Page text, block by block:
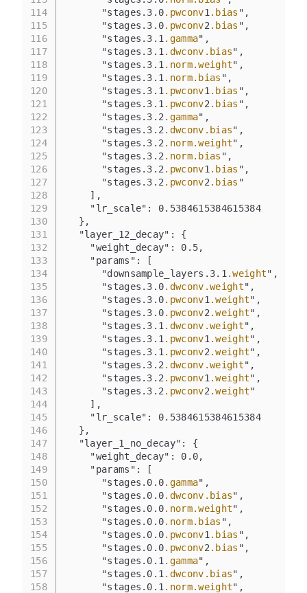
114
115
116
117
118
119
120
121
122
123
124
125
126
127
128
129
130
131
132
133
134
135
136
137
138
139
140
141
142
143
144
145
146
147
148
149
150
151
152
153
154
155
156
157
158
      "stages.3.0
.pwconv1 .bias ",
      "stages.3.0
.pwconv2 .bias ",
      "stages.3.1
.gamma",
      "stages.3.1
.dwconv .bias",
      "stages.3.1
.norm.weight",
      "stages.3.1
.norm.bias ",
      "stages.3.1
.pwconv1 .bias ",
      "stages.3.1
.pwconv2 .bias ",
      "stages.3.2
.gamma",
      "stages.3.2
.dwconv .bias",
      "stages.3.2
.norm.weight",
      "stages.3.2
.norm.bias ",
      "stages.3.2
.pwconv1 .bias ",
      "stages.3.2
.pwconv2 .bias "
    ],
    "lr_scale": 0.5384615384615384
  },
  "layer_12_decay": {
    "weight_decay": 0.5,
    "params": [
      "downsample_layers.3.1
.weight",
      "stages.3.0
.dwconv .weight",
      "stages.3.0
.pwconv1 .weight",
      "stages.3.0
.pwconv2 .weight",
      "stages.3.1
.dwconv .weight",
      "stages.3.1
.pwconv1 .weight",
      "stages.3.1
.pwconv2 .weight",
      "stages.3.2
.dwconv .weight",
      "stages.3.2
.pwconv1 .weight",
      "stages.3.2
.pwconv2 .weight"
    ],
    "lr_scale": 0.5384615384615384
  },
  "layer_1_no_decay": {
    "weight_decay": 0.0,
    "params": [
      "stages.0.0
.gamma",
      "stages.0.0
.dwconv .bias",
      "stages.0.0
.norm.weight",
      "stages.0.0
.norm.bias ",
      "stages.0.0
.pwconv1 .bias ",
      "stages.0.0
.pwconv2 .bias ",
      "stages.0.1
.gamma",
      "stages.0.1
.dwconv .bias",
      "stages.0.1
.norm.weight",